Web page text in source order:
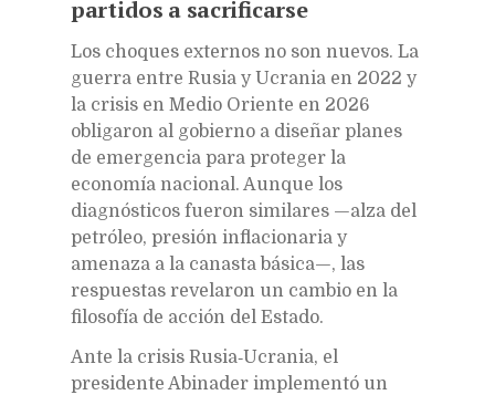
partidos a sacrificarse
Los choques externos no son nuevos. La
guerra entre Rusia y Ucrania en 2022 y
la crisis en Medio Oriente en 2026
obligaron al gobierno a diseñar planes
de emergencia para proteger la
economía nacional. Aunque los
diagnósticos fueron similares —alza del
petróleo, presión inflacionaria y
amenaza a la canasta básica—, las
respuestas revelaron un cambio en la
filosofía de acción del Estado.
Ante la crisis Rusia‑Ucrania, el
presidente Abinader implementó un